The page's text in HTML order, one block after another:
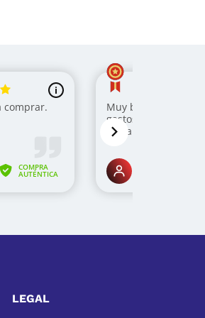
a lugares
son muy prácticas,
industriales a buen
opciones para
y adaptarlos a
LEGAL